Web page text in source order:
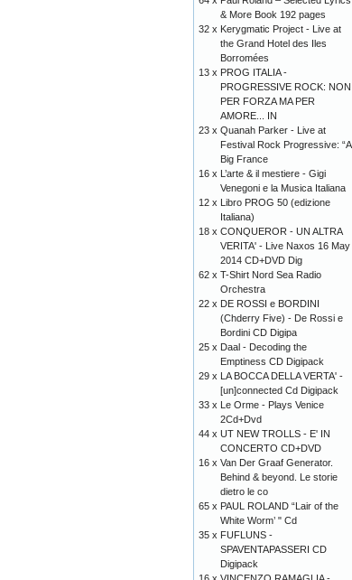
& More Book 192 pages
32 x Kerygmatic Project - Live at
the Grand Hotel des Iles
Borromées
13 x PROG ITALIA -
PROGRESSIVE ROCK: NON
PER FORZA MA PER
AMORE... IN
23 x Quanah Parker - Live at
Festival Rock Progressive: “A
Big France
16 x L’arte & il mestiere - Gigi
Venegoni e la Musica Italiana
12 x Libro PROG 50 (edizione
Italiana)
18 x CONQUEROR - UN ALTRA
VERITA' - Live Naxos 16 May
2014 CD+DVD Dig
62 x T-Shirt Nord Sea Radio
Orchestra
22 x DE ROSSI e BORDINI
(Chderry Five) - De Rossi e
Bordini CD Digipa
25 x Daal - Decoding the
Emptiness CD Digipack
29 x LA BOCCA DELLA VERTA' -
[un]connected Cd Digipack
33 x Le Orme - Plays Venice
2Cd+Dvd
44 x UT NEW TROLLS - E' IN
CONCERTO CD+DVD
16 x Van Der Graaf Generator.
Behind & beyond. Le storie
dietro le co
65 x PAUL ROLAND “Lair of the
White Worm’ " Cd
35 x FUFLUNS -
SPAVENTAPASSERI CD
Digipack